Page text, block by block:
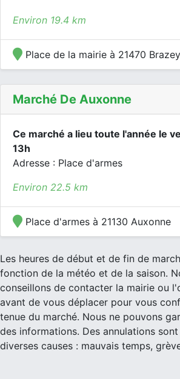
Environ 19.4 km
Place de la mairie à 21470
Marché De Auxonne
Ce marché a lieu toute l'année le
13h
Adresse : Place d'armes
Environ 22.5 km
Place d'armes à 21130 Auxonne
Les heures de début et de fin de
fonction de la météo et de la saison.
conseillons de contacter la mairie ou
avant de vous déplacer pour vous
tenue du marché. Nous ne pouvons
des informations. Des annulations
diverses causes : mauvais temps,